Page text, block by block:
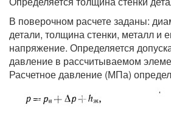
В поверочном расчете заданы:
детали, толщина стенки, металл и
напряжение. Определяется
давление в рассчитываемом
Расчетное давление (МПа)